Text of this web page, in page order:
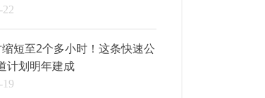
22
短至2个多小时！这条快速公
计划明年建成
19